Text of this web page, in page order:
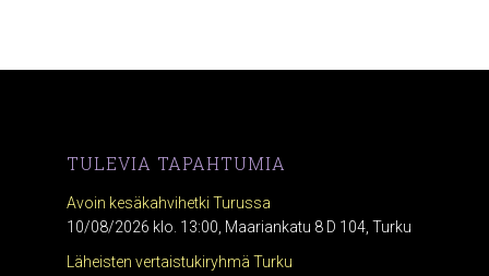
TULEVIA TAPAHTUMIA
Avoin kesäkahvihetki Turussa
10/08/2026 klo. 13:00, Maariankatu 8 D 104, Turku
Läheisten vertaistukiryhmä Turku